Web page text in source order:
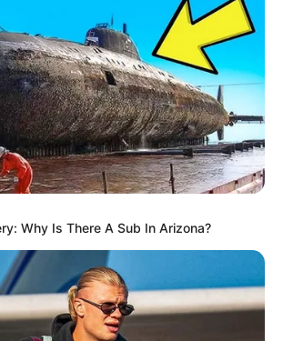
rendszerváltás-hangulatról
de szerinte ez több is ennél,
sem álltak ki ennyire
mint most. Radnai arról is
rendszerváltás már egy éve
a kormányváltás csak egy
majd. Magyar az utazás előtt azt
fogják majd őket, de azt látja,
megfáradtak, viharverten jönnek
Why Is There A Sub In Arizona?